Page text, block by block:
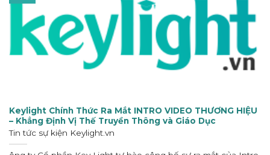
Keylight Chính Thức Ra Mắt INTRO VIDEO THƯƠNG HIỆU
– Khẳng Định Vị Thế Truyền Thông và Giáo Dục
Tin tức sự kiện Keylight.vn